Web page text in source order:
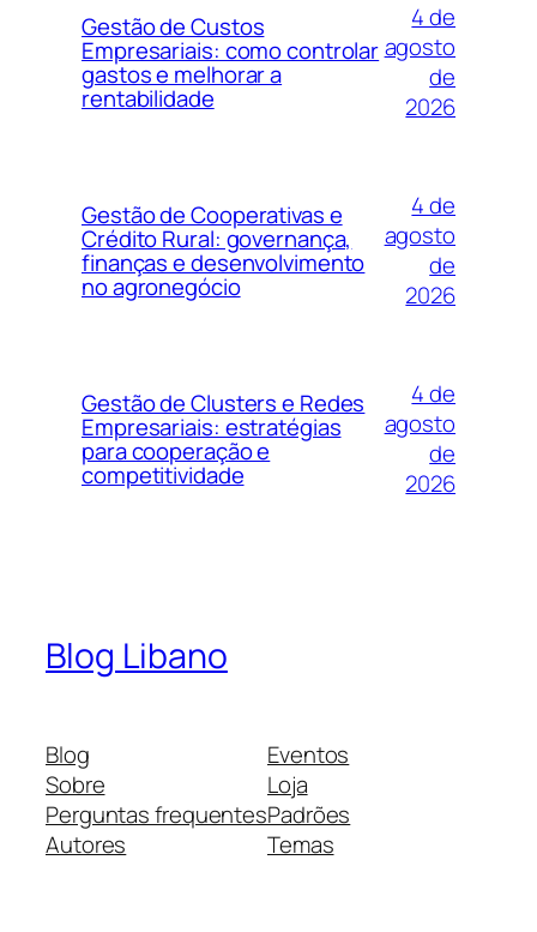
Gestão de Custos
Empresariais: como controlar
gastos e melhorar a
rentabilidade
4 de
agosto
de
2026
Gestão de Cooperativas e
Crédito Rural: governança,
finanças e desenvolvimento
no agronegócio
4 de
agosto
de
2026
Gestão de Clusters e Redes
Empresariais: estratégias
para cooperação e
competitividade
4 de
agosto
de
2026
Blog Libano
Blog
Sobre
Perguntas frequentes
Autores
Eventos
Loja
Padrões
Temas